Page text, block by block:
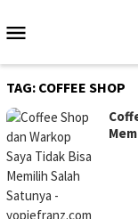
to
TAG: COFFEE SHOP